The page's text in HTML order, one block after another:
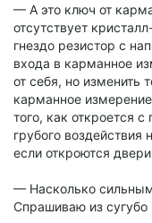
— А это ключ от
отсутствует
гнездо резистор с
входа в карманное
от себя, но изменить
карманное
того, как откроется
грубого
если откроются
— Насколько
Спрашиваю из сугубо